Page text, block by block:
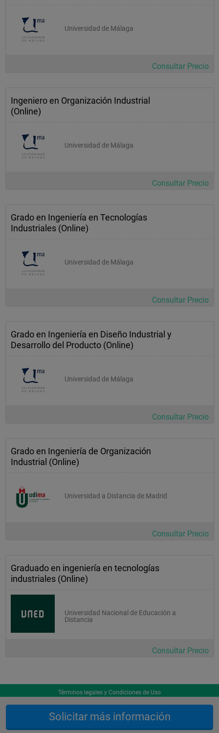
Solicitar más información
Universidad de Málaga
Consultar Precio
Ingeniero en Organización Industrial
(Online)
Universidad de Málaga
Consultar Precio
Grado en Ingeniería en Tecnologías
Industriales (Online)
Universidad de Málaga
Consultar Precio
Grado en Ingeniería en Diseño Industrial y
Desarrollo del Producto (Online)
Universidad de Málaga
Consultar Precio
Grado en Ingeniería de Organización
Industrial (Online)
Universidad a Distancia de Madrid
Consultar Precio
Graduado en ingeniería en tecnologías
industriales (Online)
Universidad Nacional de Educación a
Distancia
Consultar Precio
Términos legales y Condiciones de Uso